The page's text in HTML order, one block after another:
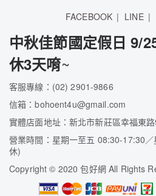
FACEBOOK LINE
中秋佳節國定假日 9/
休3天唷~
客服專線：(02) 2901-9866
信箱：bohoent4u@gmail.com
實體店面地址：新北市新莊區幸福東
營業時間：星期一至五 08:30-17:30
休)
Copyright© 2020 包好網 All Rights